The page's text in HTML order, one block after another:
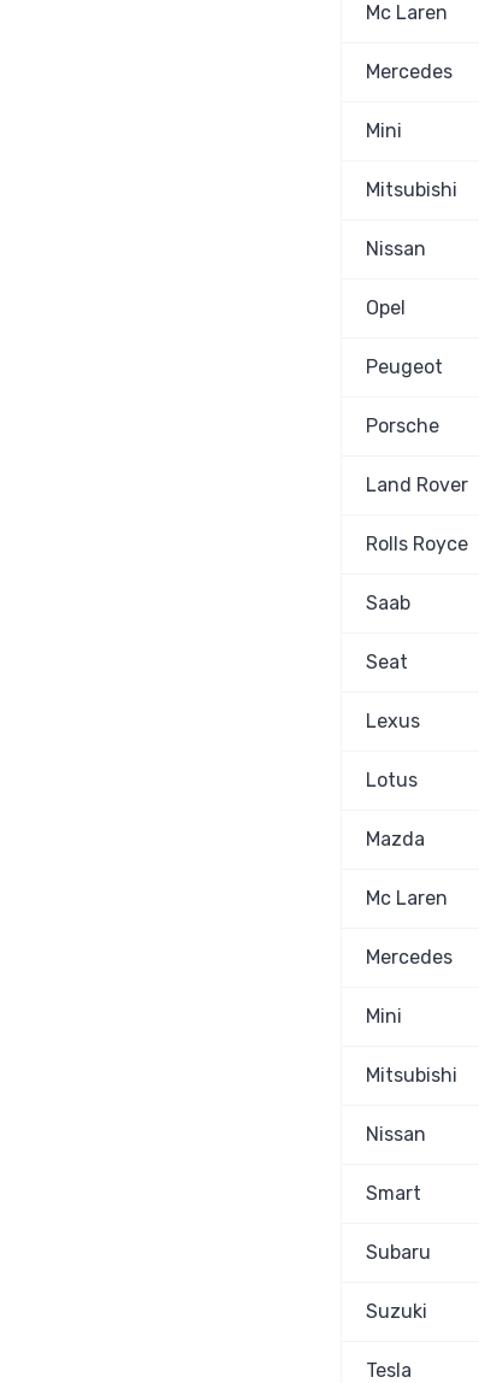
Mc Laren
Mercedes
Mini
Mitsubishi
Nissan
Opel
Peugeot
Porsche
Land Rover
Rolls Royce
Saab
Seat
Lexus
Lotus
Mazda
Mc Laren
Mercedes
Mini
Mitsubishi
Nissan
Smart
Subaru
Suzuki
Tesla